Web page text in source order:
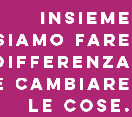
insieme
fare
cambiare
le cose.